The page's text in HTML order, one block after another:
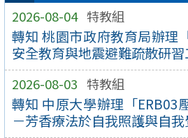
2026-08-04 特教組
轉知 桃園市政府教育局辦理
安全教育與地震避難疏散研習
2026-08-03 特教組
轉知 中原大學辦理「ERB03
－芳香療法於自我照護與自